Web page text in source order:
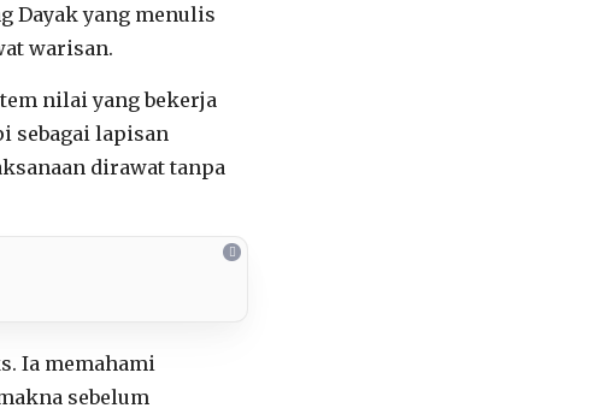
Dayak yang menulis
warisan.
nilai yang bekerja
sebagai lapisan
dirawat tanpa
Ia memahami
sebelum